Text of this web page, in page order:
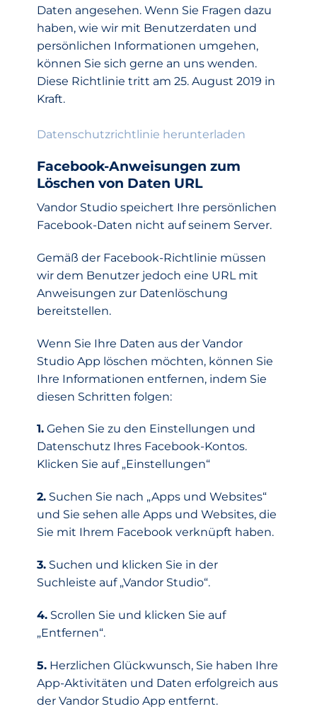
Daten angesehen. Wenn Sie Fragen dazu
haben, wie wir mit Benutzerdaten und
persönlichen Informationen umgehen,
können Sie sich gerne an uns wenden.
Diese Richtlinie tritt am 25. August 2019 in
Kraft.
Datenschutzrichtlinie herunterladen
Facebook-Anweisungen zum
Löschen von Daten URL
Vandor Studio speichert Ihre persönlichen
Facebook-Daten nicht auf seinem Server.
Gemäß der Facebook-Richtlinie müssen
wir dem Benutzer jedoch eine URL mit
Anweisungen zur Datenlöschung
bereitstellen.
Wenn Sie Ihre Daten aus der Vandor
Studio App löschen möchten, können Sie
Ihre Informationen entfernen, indem Sie
diesen Schritten folgen:
1. Gehen Sie zu den Einstellungen und
Datenschutz Ihres Facebook-Kontos.
Klicken Sie auf „Einstellungen“
2. Suchen Sie nach „Apps und Websites“
und Sie sehen alle Apps und Websites, die
Sie mit Ihrem Facebook verknüpft haben.
3. Suchen und klicken Sie in der
Suchleiste auf „Vandor Studio“.
4. Scrollen Sie und klicken Sie auf
„Entfernen“.
5. Herzlichen Glückwunsch, Sie haben Ihre
App-Aktivitäten und Daten erfolgreich aus
der Vandor Studio App entfernt.